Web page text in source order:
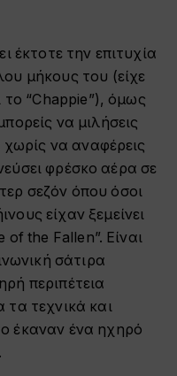
έκτοτε την επιτυχία
μήκους του (είχε
το “Chappie”), όμως
να μιλήσεις
να αναφέρεις
φρέσκο αέρα σε
σεζόν όπου όσοι
είχαν ξεμείνει
the Fallen”. Είναι
σάτιρα
περιπέτεια
τα τεχνικά και
έκαναν ένα ηχηρό